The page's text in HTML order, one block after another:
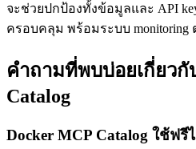
จะช่วยปกป้องทั้งข้อมูลและ API
ครอบคลุม พร้อมระบบ monitoring
คำถามที่พบบ่อยเกี่ยวกั
Catalog
Docker MCP Catalog ใช้ฟรี